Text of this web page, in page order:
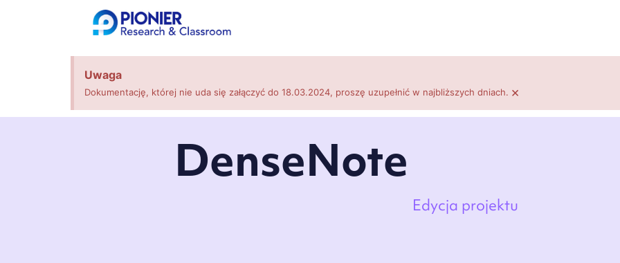
Uwaga
Dokumentację, której nie uda się załączyć do 18.03.2024, proszę uzupełnić w najbliższych dniach. ×
DenseNote
Edycja projektu